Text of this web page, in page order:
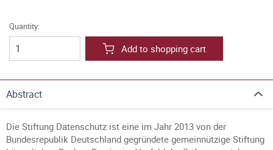
Quantity:
Add to shopping cart
Abstract
Die Stiftung Datenschutz ist eine im Jahr 2013 von der
Bundesrepublik Deutschland gegründete gemeinnützige Stiftung